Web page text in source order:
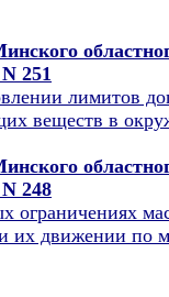
251
лимитов
веществ в
248
ограничениях
их движении по